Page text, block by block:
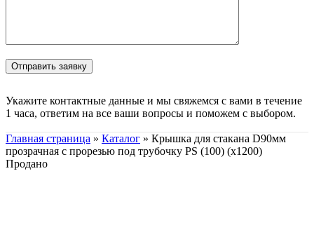
Укажите контактные данные и мы свяжемся с вами в течение
1 часа, ответим на все ваши вопросы и поможем с выбором.
Главная страница » Каталог » Крышка для стакана D90мм
прозрачная с прорезью под трубочку PS (100) (х1200)
Продано